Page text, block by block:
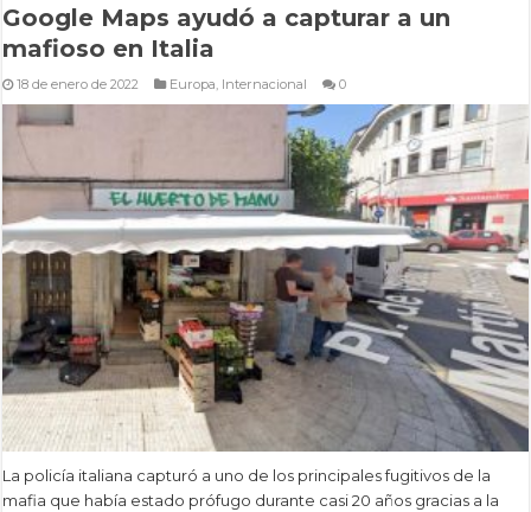
Google Maps ayudó a capturar a un
mafioso en Italia
18 de enero de 2022 Europa, Internacional 0
La policía italiana capturó a uno de los principales fugitivos de la
mafia que había estado prófugo durante casi 20 años gracias a la